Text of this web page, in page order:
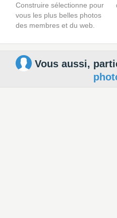
Construire sélectionne pour
vous les plus belles photos
des membres et du web.
Vous aussi,